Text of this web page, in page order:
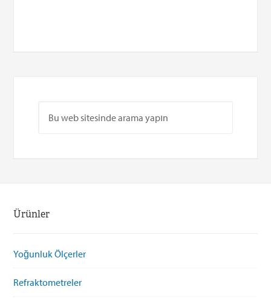
Ürünler
Yoğunluk Ölçerler
Refraktometreler